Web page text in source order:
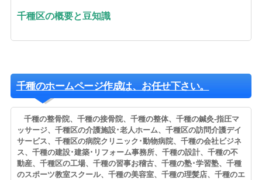
千種区の概要と豆知識
千種のホームページ作成は、お任せ下さい。
千種の整骨院、千種の接骨院、千種の整体、千種の鍼灸-指圧マ
ッサージ、千種区の介護施設･老人ホーム、千種区の訪問介護デイ
サービス、千種区の病院クリニック･動物病院、千種の会社ビジネ
ス、千種の建設･建築･リフォーム事務所、千種の設計、千種の不
動産、千種区の工場、千種の習事お稽古、千種の塾･学習塾、千種
のスポーツ教室スクール、千種の美容室、千種の理髪店、千種のエ